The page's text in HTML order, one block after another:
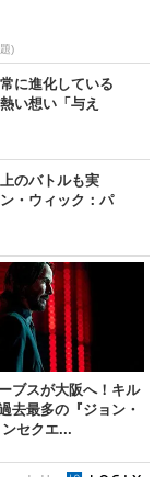
)
に進化している
い想い「与え
のバトルも実
・ウィック：パ
ブスが大阪へ！キル
去最多の『ジョン・
セクエ...